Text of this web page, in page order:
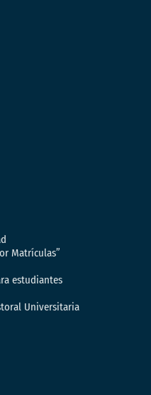
Matrículas”
estudiantes
Universitaria